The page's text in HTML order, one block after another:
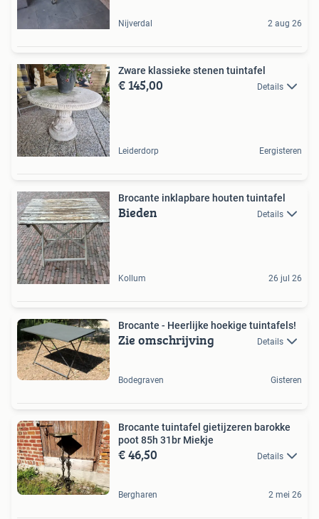
Nijverdal 2 aug 26
Zware klassieke stenen tuintafel
€ 145,00 Details
Leiderdorp Eergisteren
Brocante inklapbare houten tuintafel
Bieden Details
Kollum 26 jul 26
Brocante - Heerlijke hoekige tuintafels!
Zie omschrijving Details
Bodegraven Gisteren
Brocante tuintafel gietijzeren barokke
poot 85h 31br Miekje
€ 46,50 Details
Bergharen 2 mei 26